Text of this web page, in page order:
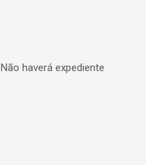
Não haverá expediente